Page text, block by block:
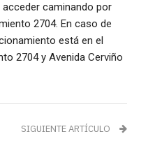
caminando por
2704. En caso de
está en el
2704 y Avenida Cerviño
SIGUIENTE ARTÍCULO